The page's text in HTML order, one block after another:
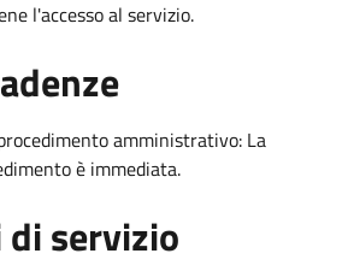
l'accesso al servizio.
amministrativo: La
è immediata.
servizio